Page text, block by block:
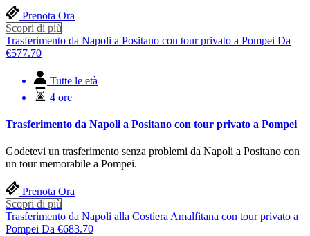
Prenota Ora
Scopri di più
Trasferimento da Napoli a Positano con tour privato a Pompei Da
€577.70
Tutte le età
4 ore
Trasferimento da Napoli a Positano con tour privato a Pompei
Godetevi un trasferimento senza problemi da Napoli a Positano con
un tour memorabile a Pompei.
Prenota Ora
Scopri di più
Trasferimento da Napoli alla Costiera Amalfitana con tour privato a
Pompei Da €683.70